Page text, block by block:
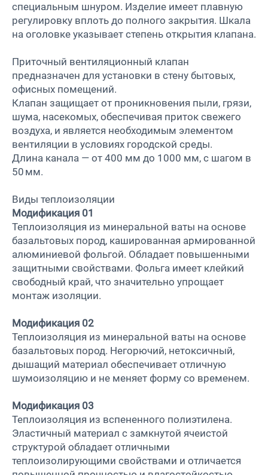
специальным шнуром. Изделие имеет плавную
регулировку вплоть до полного закрытия. Шкала
на оголовке указывает степень открытия клапана.
Приточный вентиляционный клапан
предназначен для установки в стену бытовых,
офисных помещений.
Клапан защищает от проникновения пыли, грязи,
шума, насекомых, обеспечивая приток свежего
воздуха, и является необходимым элементом
вентиляции в условиях городской среды.
Длина канала — от 400 мм до 1000 мм, с шагом в
50 мм.
Виды теплоизоляции
Модификация 01
Теплоизоляция из минеральной ваты на основе
базальтовых пород, кашированная армированной
алюминиевой фольгой. Обладает повышенными
защитными свойствами. Фольга имеет клейкий
свободный край, что значительно упрощает
монтаж изоляции.
Модификация 02
Теплоизоляция из минеральной ваты на основе
базальтовых пород. Негорючий, нетоксичный,
дышащий материал обеспечивает отличную
шумоизоляцию и не меняет форму со временем.
Модификация 03
Теплоизоляция из вспененного полиэтилена.
Эластичный материал с замкнутой ячеистой
структурой обладает отличными
теплоизолирующими свойствами и отличается